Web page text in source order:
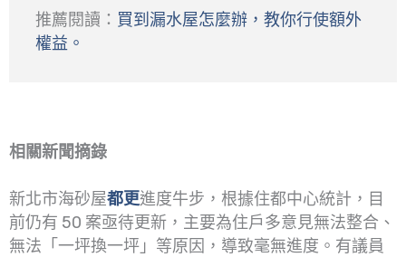
推薦閱讀： 買到漏水屋怎麼辦，教你行使額外
權益。
相關新聞摘錄
新北市海砂屋都更進度牛步，根據住都中心統計，目
前仍有 50 案亟待更新，主要為住戶多意見無法整合、
無法「一坪換一坪」等原因，導致毫無進度。有議員